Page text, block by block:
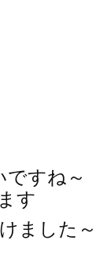
すね～
す
ました～